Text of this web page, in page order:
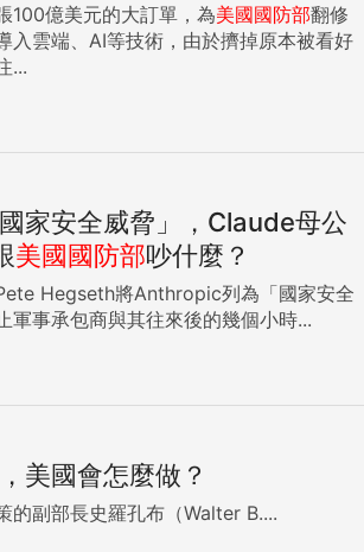
100億美元的大訂單，為美國國防部翻修
入雲端、AI等技術，由於擠掉原本被看好
...
家安全威脅」，Claude母公
美國國防部吵什麼？
Hegseth將Anthropic列為「國家安全
軍事承包商與其往來後的幾個小時...
美國會怎麼做？
的副部長史羅孔布（Walter B....